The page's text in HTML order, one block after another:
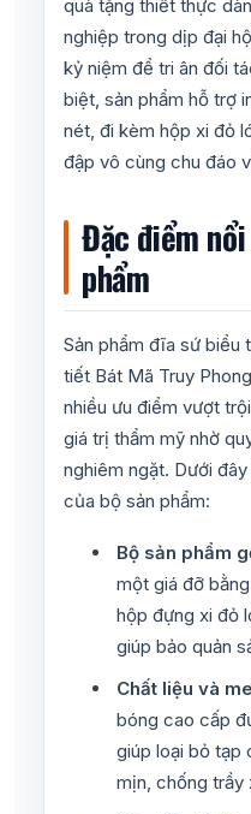
quà tặng thiết thực
nghiệp trong dịp đại
kỷ niệm để tri ân đối
biệt, sản phẩm hỗ trợ
nét, đi kèm hộp xi đỏ
đập vô cùng chu đáo
Đặc điểm
phẩm
Sản phẩm đĩa sứ biểu
tiết Bát Mã Truy
nhiều ưu điểm vượt
giá trị thẩm mỹ nhờ
nghiêm ngặt. Dưới
của bộ sản phẩm:
Bộ sản phẩm
một giá đỡ
hộp đựng xi đỏ
giúp bảo quản
Chất liệu và
bóng cao cấp
giúp loại bỏ tạp
mịn, chống trầy